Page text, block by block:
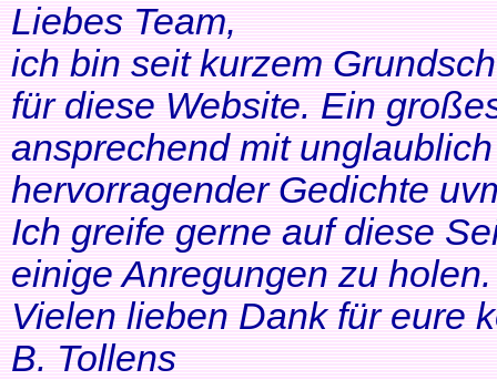
Liebes Team,
ich bin seit kurzem
für diese Website. Ein
ansprechend mit
hervorragender Gedichte
Ich greife gerne auf diese
einige Anregungen zu
Vielen lieben Dank für eure
B. Tollens